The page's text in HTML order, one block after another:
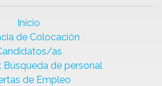
Inicio
de Colocación
as
Búsqueda de personal
de Empleo